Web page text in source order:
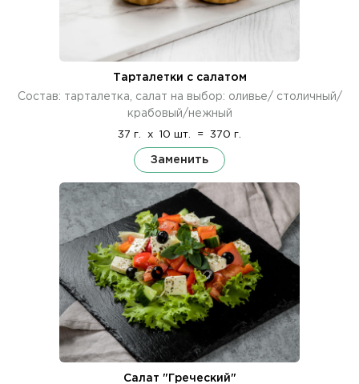
Тарталетки с салатом
Состав: тарталетка, салат на выбор: оливье/ столичный/
крабовый/нежный
37 г. x 10 шт. = 370 г.
Заменить
Салат "Греческий"